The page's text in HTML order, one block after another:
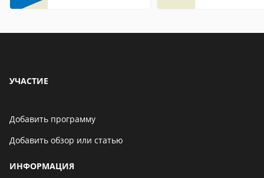
УЧАСТИЕ
Добавить программу
Добавить обзор или статью
ИНФОРМАЦИЯ